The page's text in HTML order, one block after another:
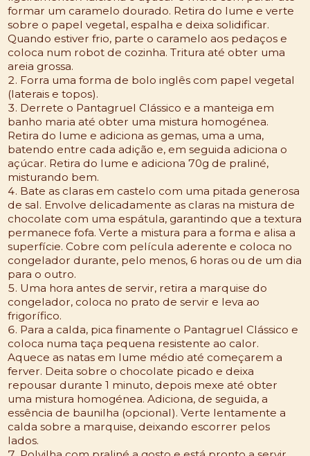
formar um caramelo dourado. Retira do lume e verte
sobre o papel vegetal, espalha e deixa solidificar.
Quando estiver frio, parte o caramelo aos pedaços e
coloca num robot de cozinha. Tritura até obter uma
areia grossa.
Forra uma forma de bolo inglês com papel vegetal
(laterais e topos).
Derrete o Pantagruel Clássico e a manteiga em
banho maria até obter uma mistura homogénea.
Retira do lume e adiciona as gemas, uma a uma,
batendo entre cada adição e, em seguida adiciona o
açúcar. Retira do lume e adiciona 70g de praliné,
misturando bem.
Bate as claras em castelo com uma pitada generosa
de sal. Envolve delicadamente as claras na mistura de
chocolate com uma espátula, garantindo que a textura
permanece fofa. Verte a mistura para a forma e alisa a
superfície. Cobre com película aderente e coloca no
congelador durante, pelo menos, 6 horas ou de um dia
para o outro.
Uma hora antes de servir, retira a marquise do
congelador, coloca no prato de servir e leva ao
frigorífico.
Para a calda, pica finamente o Pantagruel Clássico e
coloca numa taça pequena resistente ao calor.
Aquece as natas em lume médio até começarem a
ferver. Deita sobre o chocolate picado e deixa
repousar durante 1 minuto, depois mexe até obter
uma mistura homogénea. Adiciona, de seguida, a
essência de baunilha (opcional). Verte lentamente a
calda sobre a marquise, deixando escorrer pelos
lados.